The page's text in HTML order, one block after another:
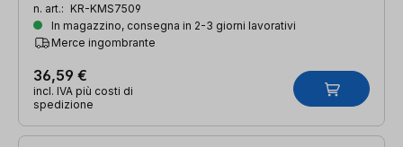
n. art.: KR-KMS7509
In magazzino, consegna in 2-3 giorni lavorativi
Merce ingombrante
36,59 €
incl. IVA più costi di
spedizione